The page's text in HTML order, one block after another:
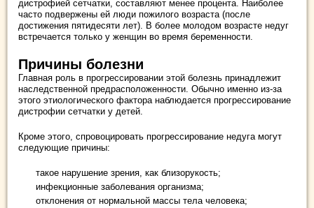
дистрофией сетчатки, составляют менее процента. Наиболее
часто подвержены ей люди пожилого возраста (после
достижения пятидесяти лет). В более молодом возрасте недуг
встречается только у женщин во время беременности.
Причины болезни
Главная роль в прогрессировании этой болезнь принадлежит
наследственной предрасположенности. Обычно именно из-за
этого этиологического фактора наблюдается прогрессирование
дистрофии сетчатки у детей.
Кроме этого, спровоцировать прогрессирование недуга могут
следующие причины:
такое нарушение зрения, как близорукость;
инфекционные заболевания организма;
отклонения от нормальной массы тела человека;